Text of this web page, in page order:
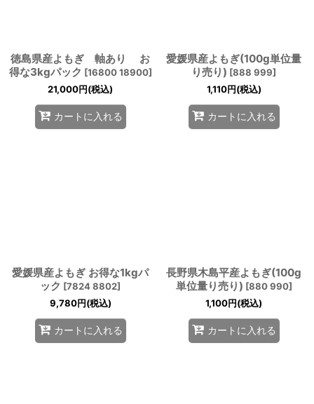
徳島県産よもぎ 軸あり お
得な3kgパック [16800 18900]
21,000円(税込)
カートに入れる
愛媛県産よもぎ(100g単位量
り売り) [888 999]
1,110円(税込)
カートに入れる
愛媛県産よもぎ お得な1kgパ
ック [7824 8802]
9,780円(税込)
カートに入れる
長野県木島平産よもぎ(100g
単位量り売り) [880 990]
1,100円(税込)
カートに入れる